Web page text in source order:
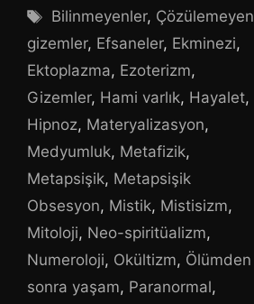
Etiketler
Bilinmeyenler, Çözülemeyen
gizemler, Efsaneler, Ekminezi,
Ektoplazma, Ezoterizm,
Gizemler, Hami varlık, Hayalet,
Hipnoz, Materyalizasyon,
Medyumluk, Metafizik,
Metapsişik, Metapsişik
Obsesyon, Mistik, Mistisizm,
Mitoloji, Neo-spiritüalizm,
Numeroloji, Okültizm, Ölümden
sonra yaşam, Paranormal,